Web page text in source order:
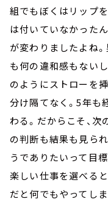
組でもぼくはリップ
は付いていなかった
が変わりましたよね
も何の違和感もない
のようにストローを
分け隔てなく。5年も
わる。だからこそ、
の判断も結果も見ら
うでありたいって目
楽しい仕事を選べる
だと何でもやってし